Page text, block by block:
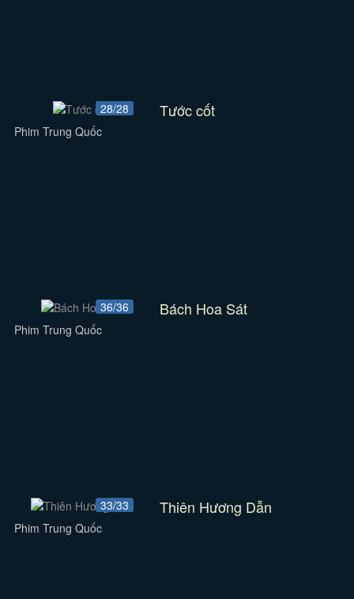
28/28 Tước cốt
Phim Trung Quốc
36/36 Bách Hoa Sát
Phim Trung Quốc
33/33 Thiên Hương Dẫn
Phim Trung Quốc